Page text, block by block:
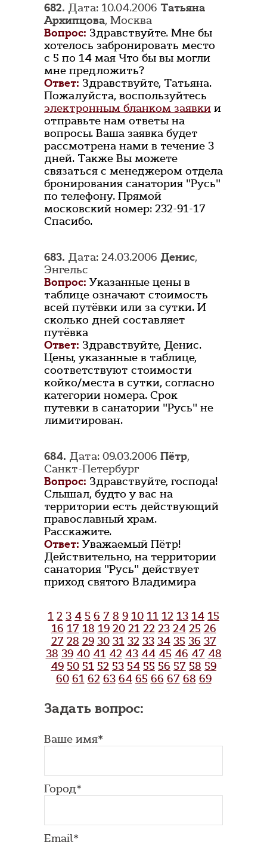
682. Дата: 10.04.2006 Татьяна
Архипцова, Москва
Вопрос: Здравствуйте. Мне бы
хотелось забронировать место
с 5 по 14 мая Что бы вы могли
мне предложить?
Ответ: Здравствуйте, Татьяна.
Пожалуйста, воспользуйтесь
электронным бланком заявки и
отправьте нам ответы на
вопросы. Ваша заявка будет
рассмотрена нами в течение 3
дней. Также Вы можете
связаться с менеджером отдела
бронирования санатория "Русь"
по телефону. Прямой
московский номер: 232-91-17
Спасибо.
683. Дата: 24.03.2006 Денис,
Энгельс
Вопрос: Указанные цены в
таблице означают стоимость
всей путёвки или за сутки. И
сколько дней составляет
путёвка
Ответ: Здравствуйте, Денис.
Цены, указанные в таблице,
соответствуют стоимости
койко/места в сутки, согласно
категории номера. Срок
путевки в санатории "Русь" не
лимитирован.
684. Дата: 09.03.2006 Пётр,
Санкт-Петербург
Вопрос: Здравствуйте, господа!
Слышал, будто у вас на
территории есть действующий
православный храм.
Расскажите.
Ответ: Уважаемый Пётр!
Действительно, на территории
санатория "Русь" действует
приход святого Владимира
1 2 3 4 5 6 7 8 9 10 11 12 13 14 15
16 17 18 19 20 21 22 23 24 25 26
27 28 29 30 31 32 33 34 35 36 37
38 39 40 41 42 43 44 45 46 47 48
49 50 51 52 53 54 55 56 57 58 59
60 61 62 63 64 65 66 67 68 69
Задать вопрос:
Ваше имя*
Город*
Email*